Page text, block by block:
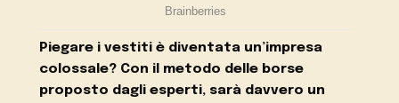
Piegare i vestiti è diventata un’impresa
colossale? Con il metodo delle borse
proposto dagli esperti, sarà davvero un